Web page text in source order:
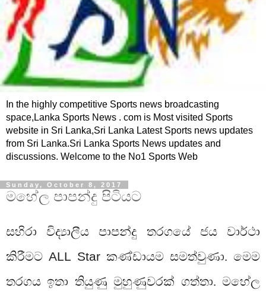
In the highly competitive Sports news broadcasting
space,Lanka Sports News . com is Most visited Sports
website in Sri Lanka,Sri Lanka Latest Sports news updates
from Sri Lanka.Sri Lanka Sports News updates and
discussions. Welcome to the No1 Sports Web
Sunday, October 8, 2017
මහේල පාපන්දු පිටියට
සහිරා විද්‍යාලීය පාපන්දු තරගයේ ජය වාර්ථා
කිරීමට ALL Star කණ්ඩායම සමත්වුණා. මෙම
තරගය ඉතා තියුණු මුහුණුවරක් ගත්තා. මහේල